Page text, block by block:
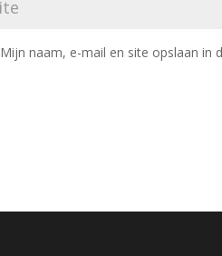
Mijn naam, e-mail en site opslaan in